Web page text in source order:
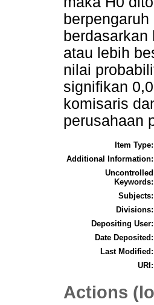
atau lebih
nilai
signifikan
komisaris
perusahaan
Item Type:
Additional Information:
Uncontrolled
Keywords:
Subjects:
Divisions:
Depositing User:
Date Deposited:
Last Modified:
URI:
Actions